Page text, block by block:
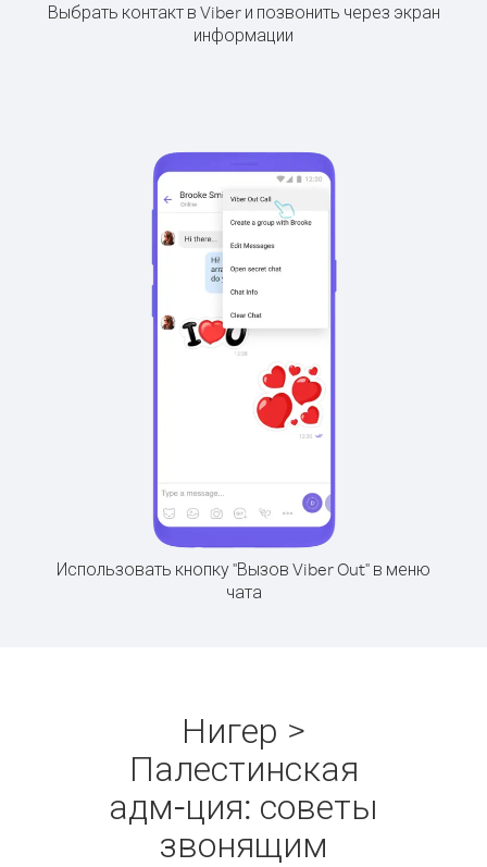
Выбрать контакт в Viber и позвонить через экран
информации
Использовать кнопку "Вызов Viber Out" в меню
чата
Нигер >
Палестинская
адм-ция: советы
звонящим